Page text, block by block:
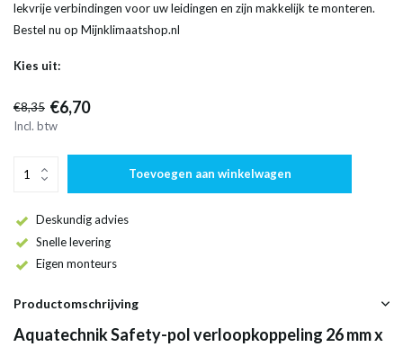
lekvrije verbindingen voor uw leidingen en zijn makkelijk te monteren.
Bestel nu op Mijnklimaatshop.nl
Kies uit:
€8,35 €6,70
Incl. btw
Toevoegen aan winkelwagen
Deskundig advies
Snelle levering
Eigen monteurs
Productomschrijving
Aquatechnik Safety-pol verloopkoppeling 26 mm x